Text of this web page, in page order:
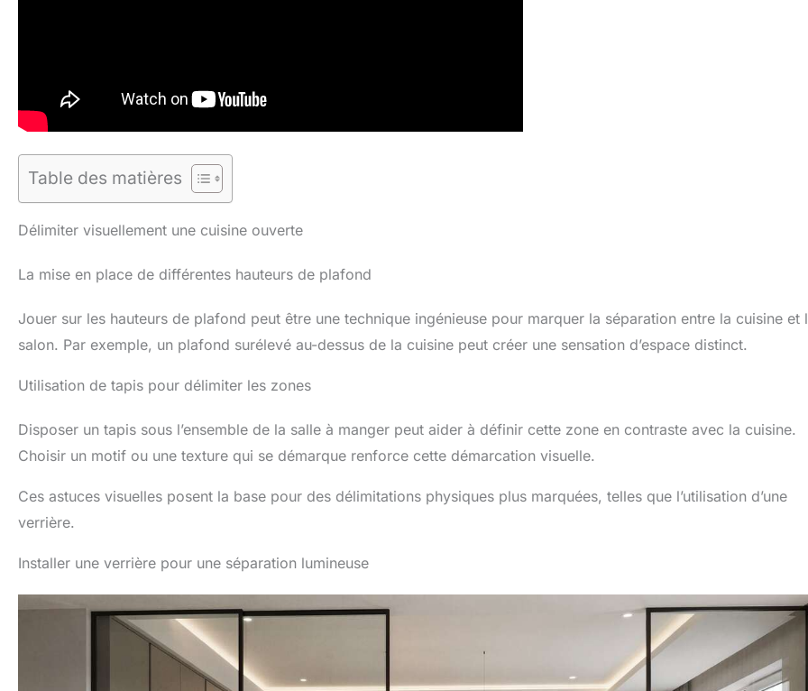
Table des matières
Délimiter visuellement une cuisine ouverte
La mise en place de différentes hauteurs de plafond
Jouer sur les hauteurs de plafond peut être une technique ingénieuse pour marquer la séparation entre la cuisine et
salon. Par exemple, un plafond surélevé au-dessus de la cuisine peut créer une sensation d’espace distinct.
Utilisation de tapis pour délimiter les zones
Disposer un tapis sous l’ensemble de la salle à manger peut aider à définir cette zone en contraste avec la cuisine.
Choisir un motif ou une texture qui se démarque renforce cette démarcation visuelle.
Ces astuces visuelles posent la base pour des délimitations physiques plus marquées, telles que l’utilisation d’une
verrière.
Installer une verrière pour une séparation lumineuse